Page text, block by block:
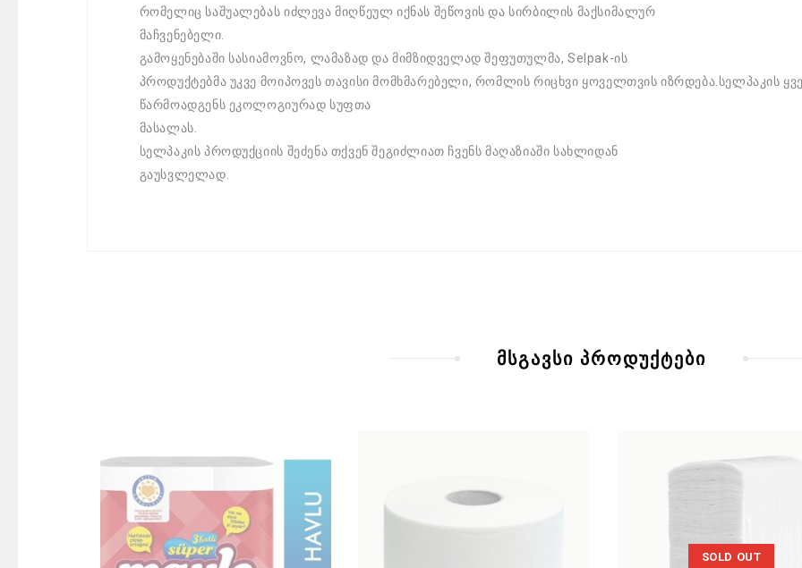
რომელიც საშუალებას იძლევა მიღწეულ იქნას შეწოვის და სირბილის მაქსიმალურ
მაჩვენებელი.
გამოყენებაში სასიამოვნო, ლამაზად და მიმზიდველად შეფუთულმა, Selpak-ის
პროდუქტებმა უკვე მოიპოვეს თავისი მომხმარებელი, რომლის რიცხვი ყოველთვის იზრდება.სელპაკის
წარმოადგენს ეკოლოგიურად სუფთა
მასალას.
სელპაკის პროდუქციის შეძენა თქვენ შეგიძლიათ ჩვენს მაღაზიაში სახლიდან
გაუსვლელად.
მსგავსი პროდუქტები
SOLD OUT